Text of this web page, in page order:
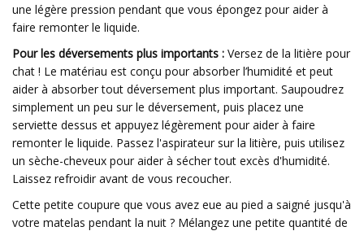
une légère pression pendant que vous épongez pour aider à
faire remonter le liquide.
Pour les déversements plus importants : Versez de la litière pour
chat ! Le matériau est conçu pour absorber l’humidité et peut
aider à absorber tout déversement plus important. Saupoudrez
simplement un peu sur le déversement, puis placez une
serviette dessus et appuyez légèrement pour aider à faire
remonter le liquide. Passez l'aspirateur sur la litière, puis utilisez
un sèche-cheveux pour aider à sécher tout excès d'humidité.
Laissez refroidir avant de vous recoucher.
Cette petite coupure que vous avez eue au pied a saigné jusqu'à
votre matelas pendant la nuit ? Mélangez une petite quantité de